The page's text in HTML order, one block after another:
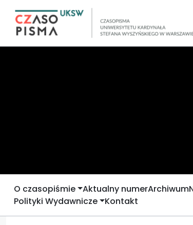
O czasopiśmie Aktualny numerArchiwum
Polityki Wydawnicze Kontakt